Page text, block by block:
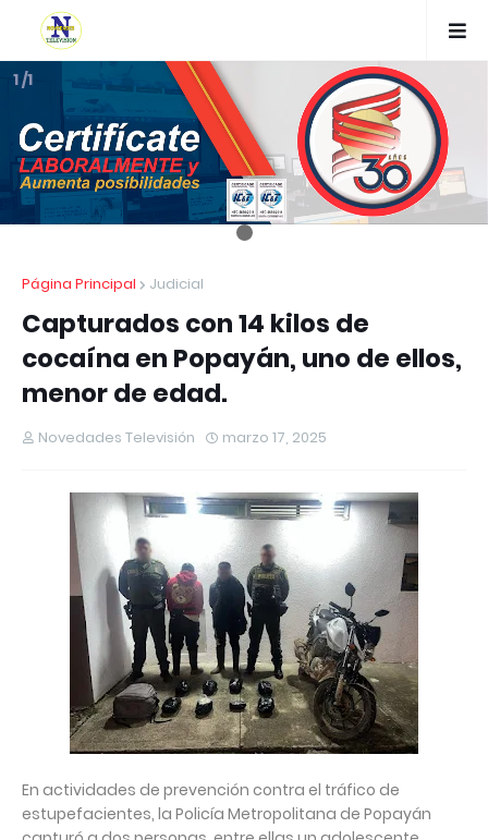
1 /1
Página Principal Judicial
Capturados con 14 kilos de
cocaína en Popayán, uno de ellos,
menor de edad.
Novedades Televisión marzo 17, 2025
En actividades de prevención contra el tráfico de
estupefacientes, la Policía Metropolitana de Popayán